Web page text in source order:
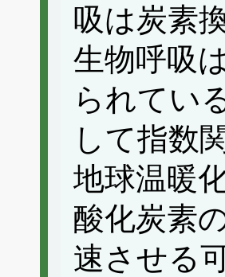
吸は炭素
生物呼吸
られてい
して指数
地球温暖
酸化炭素
速させる